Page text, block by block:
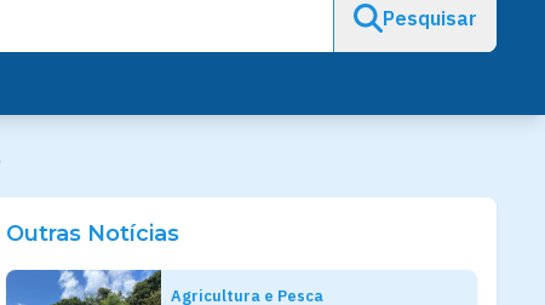
Pesquisar
Outras Notícias
Agricultura e Pesca